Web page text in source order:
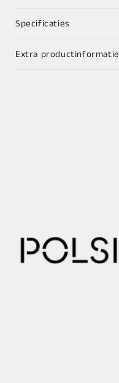
Specificaties
Extra productinformatie